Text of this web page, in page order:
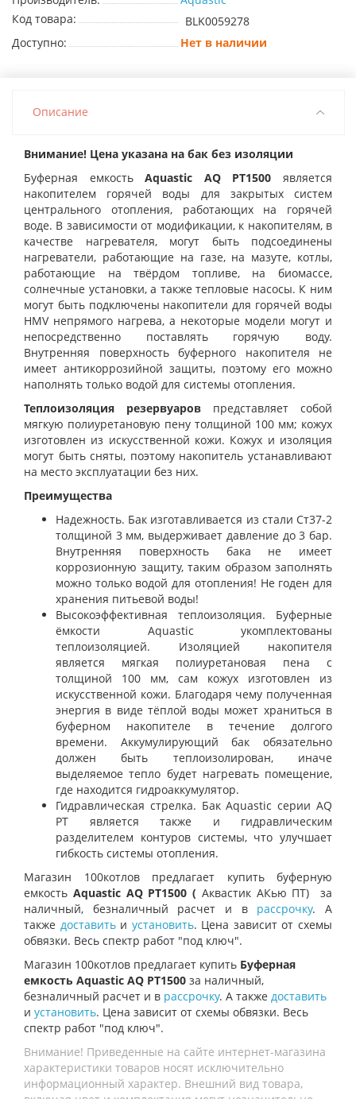
Код товара:
BLK0059278
Доступно:
Нет в наличии
Описание
Внимание! Цена указана на бак без изоляции
Буферная емкостьAquastic AQ PT1500 является
накопителем горячей воды для закрытых систем
центрального отопления, работающих на горячей
воде. В зависимости от модификации, к накопителям, в
качестве нагревателя, могут быть подсоединены
нагреватели, работающие на газе, на мазуте, котлы,
работающие на твёрдом топливе, на биомассе,
солнечные установки, а также тепловые насосы. К ним
могут быть подключены накопители для горячей воды
HMV непрямого нагрева, а некоторые модели могут и
непосредственно поставлять горячую воду.
Внутренняя поверхность буферного накопителя не
имеет антикоррозийной защиты, поэтому его можно
наполнять только водой для системы отопления.
Теплоизоляция резервуаров представляет собой
мягкую полиуретановую пену толщиной 100 мм; кожух
изготовлен из искусственной кожи. Кожух и изоляция
могут быть сняты, поэтому накопитель устанавливают
на место эксплуатации без них.
Преимущества
Надежность. Бак изготавливается из стали Ст37-2
толщиной 3 мм, выдерживает давление до 3 бар.
Внутренняя поверхность бака не имеет
коррозионную защиту, таким образом заполнять
можно только водой для отопления! Не годен для
хранения питьевой воды!
Высокоэффективная теплоизоляция. Буферные
ёмкости Aquastic укомплектованы
теплоизоляцией. Изоляцией накопителя
является мягкая полиуретановая пена с
толщиной 100 мм, сам кожух изготовлен из
искусственной кожи. Благодаря чему полученная
энергия в виде тёплой воды может храниться в
буферном накопителе в течение долгого
времени. Аккумулирующий бак обязательно
должен быть теплоизолирован, иначе
выделяемое тепло будет нагревать помещение,
где находится гидроаккумулятор.
Гидравлическая стрелка. Бак Aquastic серии AQ
PT является также и гидравлическим
разделителем контуров системы, что улучшает
гибкость системы отопления.
Магазин 100котлов предлагает купить буферную
емкость Aquastic AQ PT1500 ( Аквастик АКью ПТ)
за
наличный, безналичный расчет и врассрочку. А
также доставить и установить. Цена зависит от схемы
обвязки. Весь спектр работ "под ключ".
Магазин 100котлов предлагает купить Буферная
емкость Aquastic AQ PT1500 за наличный,
безналичный расчет и в рассрочку. А также доставить
и установить. Цена зависит от схемы обвязки. Весь
спектр работ "под ключ".
Внимание! Приведенные на сайте интернет-магазина
характеристики товаров носят исключительно
информационный характер. Внешний вид товара,